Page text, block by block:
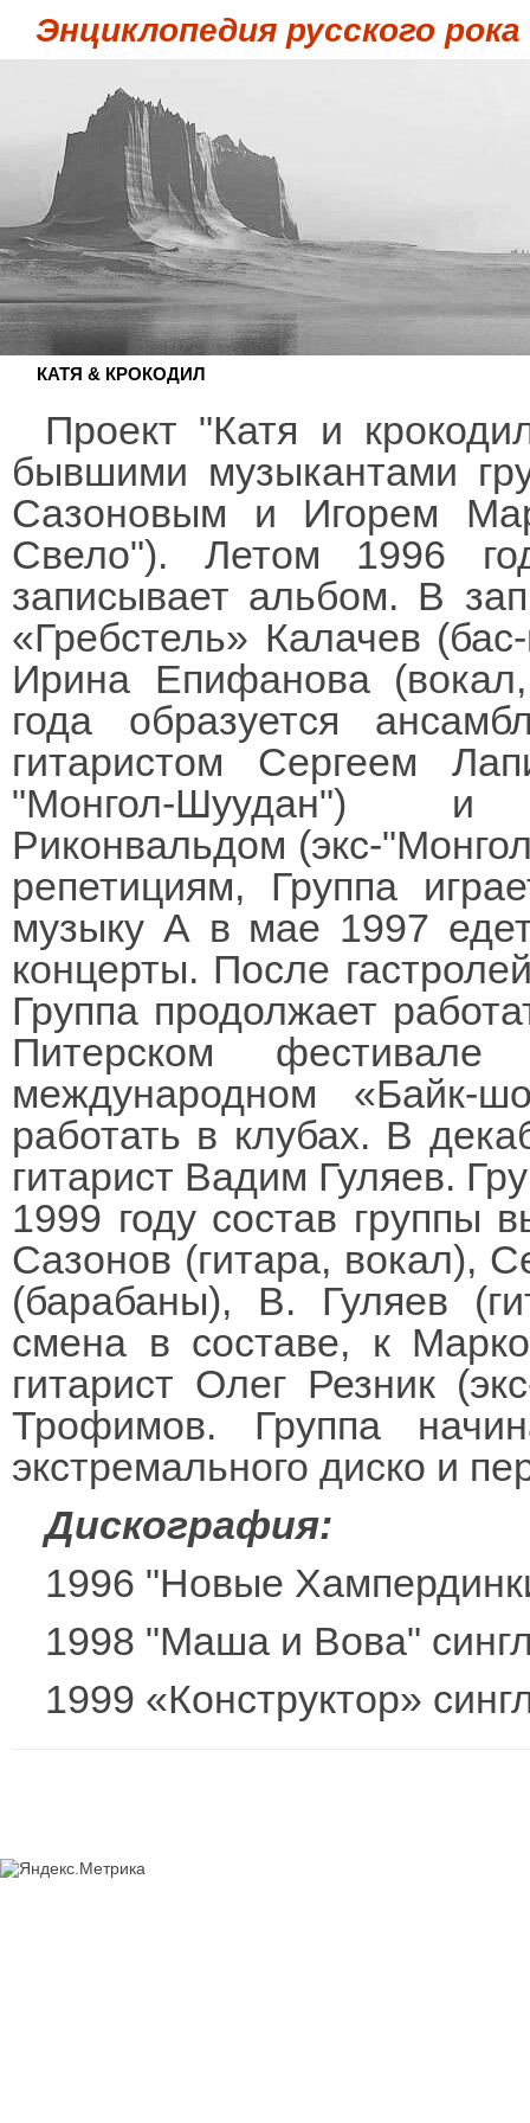
Энциклопедия русского рока
КАТЯ & КРОКОДИЛ
Проект "Катя и
бывшими музыкантами
Сазоновым и Игорем
Свело"). Летом 1996
записывает альбом. В
«Гребстель» Калачев
Ирина Епифанова
года образуется
гитаристом Сергеем
"Монгол-Шуудан") и
Риконвальдом (экс-
репетициям, Группа
музыку А в мае 1997
концерты. После
Группа продолжает
Питерском
международном «Байк-
работать в клубах. В
гитарист Вадим Гуляев.
1999 году состав группы
Сазонов (гитара, вокал),
(барабаны), В. Гуляев
смена в составе, к
гитарист Олег Резник
Трофимов. Группа
экстремального диско и
Дискография:
1996 "Новые
1998 "Маша и Вова"
1999 «Конструктор»